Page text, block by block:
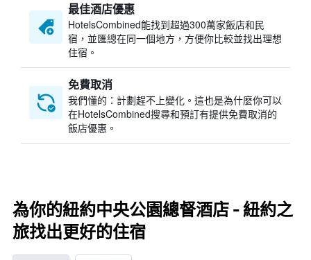
最佳酒店優惠
HotelsCombined​能找到超過300萬家飯店和民
宿，並匯總在同一個地方，方便你比較並找出理想
住宿。
免費取消
我們懂的：計劃趕不上變化。這也是為什麼你可以
在HotelsCombined搜尋和預訂有提供免費取消的
飯店優惠。
為你的紐約中央公園總督酒店 - 紐約之
旅找出更好的住宿